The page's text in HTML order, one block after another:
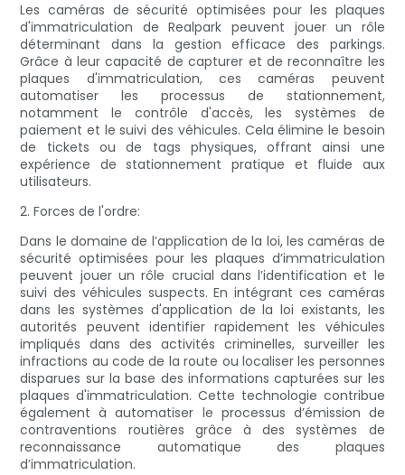
Les caméras de sécurité optimisées pour les plaques
d'immatriculation de Realpark peuvent jouer un rôle
déterminant dans la gestion efficace des parkings.
Grâce à leur capacité de capturer et de reconnaître les
plaques d'immatriculation, ces caméras peuvent
automatiser les processus de stationnement,
notamment le contrôle d'accès, les systèmes de
paiement et le suivi des véhicules. Cela élimine le besoin
de tickets ou de tags physiques, offrant ainsi une
expérience de stationnement pratique et fluide aux
utilisateurs.
2. Forces de l'ordre:
Dans le domaine de l’application de la loi, les caméras de
sécurité optimisées pour les plaques d’immatriculation
peuvent jouer un rôle crucial dans l’identification et le
suivi des véhicules suspects. En intégrant ces caméras
dans les systèmes d'application de la loi existants, les
autorités peuvent identifier rapidement les véhicules
impliqués dans des activités criminelles, surveiller les
infractions au code de la route ou localiser les personnes
disparues sur la base des informations capturées sur les
plaques d'immatriculation. Cette technologie contribue
également à automatiser le processus d’émission de
contraventions routières grâce à des systèmes de
reconnaissance automatique des plaques
d’immatriculation.